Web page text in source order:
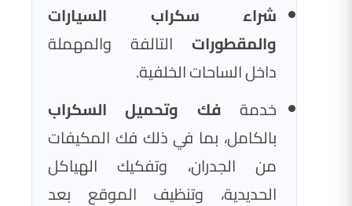
شراء سكراب السيارات
والمقطورات التالفة والمهملة
داخل الساحات الخلفية.
خدمة فك وتحميل السكراب
بالكامل، بما في ذلك فك المكيفات
من الجدران، وتفكيك الهياكل
الحديدية، وتنظيف الموقع بعد